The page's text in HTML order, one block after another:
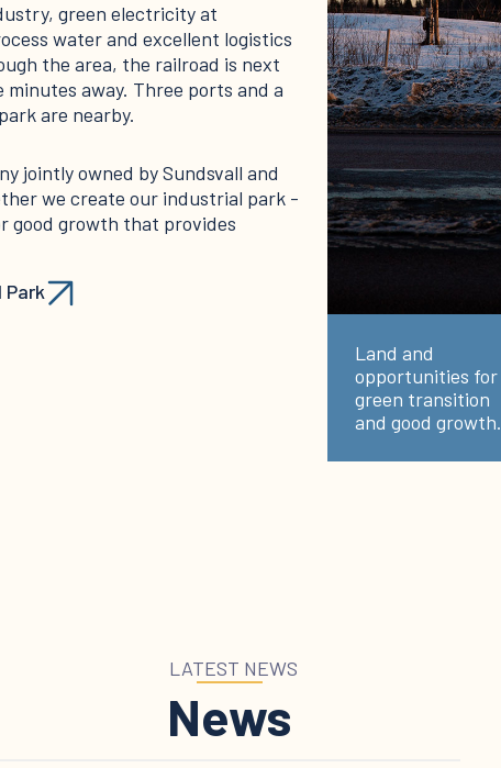
green electricity at
water and excellent logistics
the area, the railroad is next
away. Three ports and a
are nearby.
jointly owned by Sundsvall and
we create our industrial park -
good growth that provides
Park
Land and
opportunities for
green transition
and good growth.
LATEST NEWS
News